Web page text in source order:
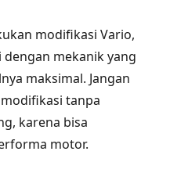
modifikasi Vario,
mekanik yang
maksimal. Jangan
tanpa
karena bisa
motor.